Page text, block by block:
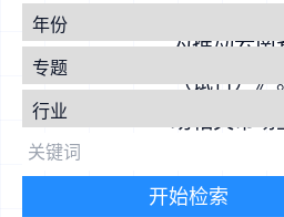
为推动云南
（试行）》
助相关市场
开始检索